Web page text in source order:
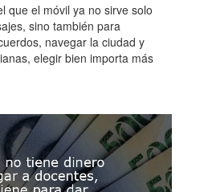
que el móvil ya no sirve solo
sino también para
navegar la ciudad y
elegir bien importa más